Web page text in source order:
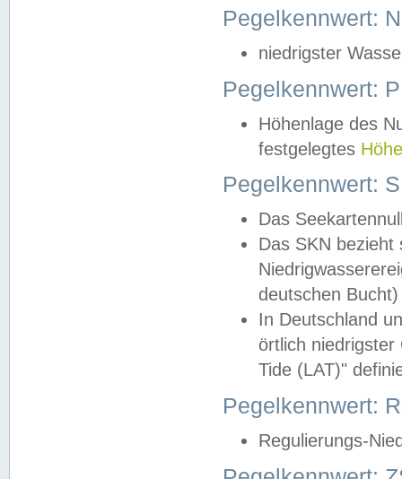
Pegelkennwert:
niedrigster
Pegelkennwert:
Höhenlage des
festgelegtes
Pegelkennwert:
Das
Das SKN
deutschen
In Deutschland
örtlich
Tide (LAT)"
Pegelkennwert:
Regulierungs-